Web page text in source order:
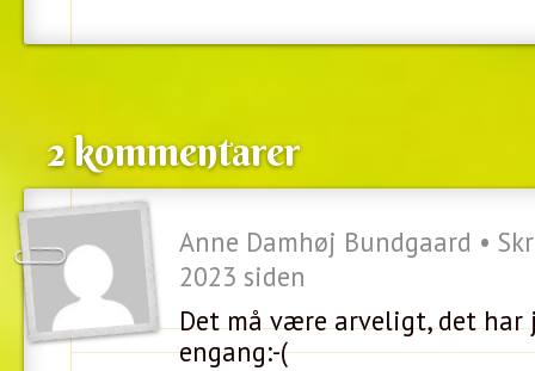
2 kommentarer
Anne Damhøj Bundgaard •
2023 siden
Det må være arveligt, det har
engang:-(